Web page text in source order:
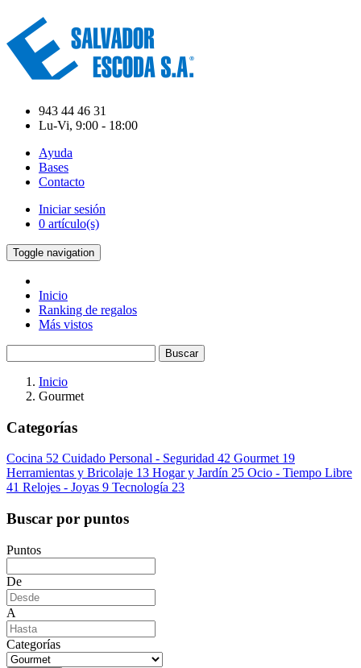
943 44 46 31
Lu-Vi, 9:00 - 18:00
Ayuda
Bases
Contacto
Iniciar sesión
0 artículo(s)
Toggle navigation
Inicio
Ranking de regalos
Más vistos
Buscar
Inicio
Gourmet
Categorías
Cocina 52 Cuidado Personal - Seguridad 42 Gourmet 19
Herramientas y Bricolaje 13 Hogar y Jardín 25 Ocio - Tiempo Libre
41 Relojes - Joyas 9 Tecnología 23
Buscar por puntos
Puntos
De
A
Categorías